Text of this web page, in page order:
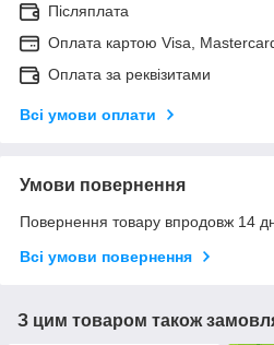
Післяплата
Оплата картою Visa,
Оплата за реквізитами
Всі умови оплати
Умови повернення
Повернення товару впродовж 14
Всі умови повернення
З цим товаром також